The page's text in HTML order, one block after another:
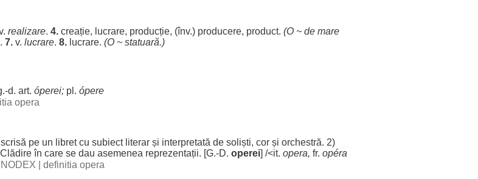
realizare. 4. creație, lucrare, producție, (înv.) producere, product. (O ~ de mare
. 7. v. lucrare. 8. lucrare. (O ~ statuară.)
d. art. óperei; pl. ópere
opera
scrisă pe un libretcu subiect literar și interpretată de soliști, cor și orchestră. 2)
Clădireîn care se dau asemenea reprezentații. [G.-D. operei] /<it. opera, fr. opéra
definitia opera